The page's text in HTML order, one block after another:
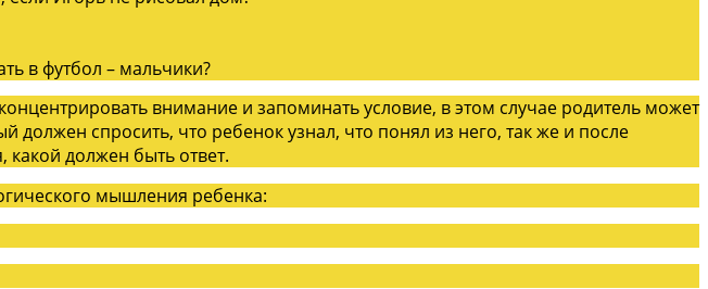
в футбол – мальчики?
внимание и запоминать условие, в этом случае родитель может
спросить, что ребенок узнал, что понял из него, так же и после
какой должен быть ответ.
мышления ребенка: